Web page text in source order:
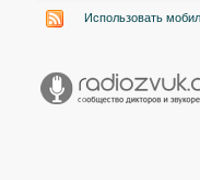
Использовать